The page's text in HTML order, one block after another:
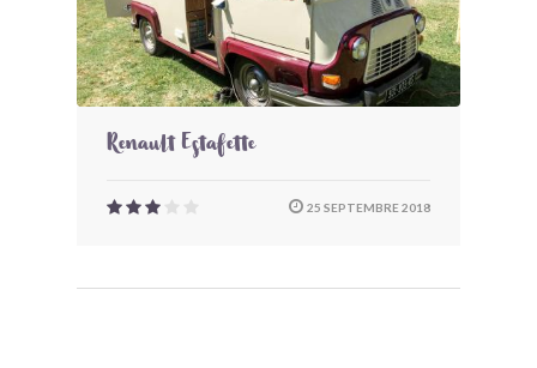
Renault Estafette
25 SEPTEMBRE 2018